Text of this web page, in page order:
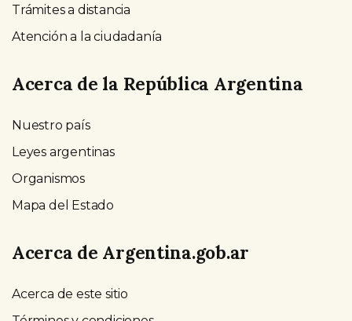
Trámites a distancia
Atención a la ciudadanía
Acerca de la República Argentina
Nuestro país
Leyes argentinas
Organismos
Mapa del Estado
Acerca de Argentina.gob.ar
Acerca de este sitio